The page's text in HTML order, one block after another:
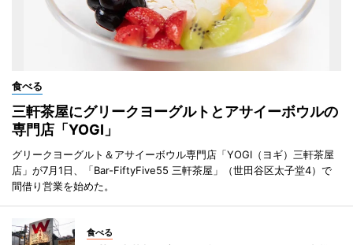
食べる
三軒茶屋にグリークヨーグルトとアサイーボウルの
専門店「YOGI」
グリークヨーグルト＆アサイーボウル専門店「YOGI（ヨギ）三軒茶屋
店」が7月1日、「Bar-FiftyFive55 三軒茶屋」（世田谷区太子堂4）で
間借り営業を始めた。
食べる